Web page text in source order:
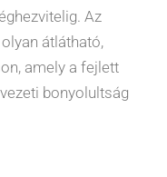
Az
átlátható,
amely a fejlett
bonyolultság